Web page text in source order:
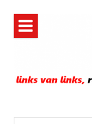
inhoud